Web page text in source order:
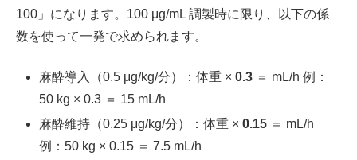
100」になります。100 μg/mL 調製時に限り、以下の係
数を使って一発で求められます。
麻酔導入（0.5 μg/kg/分）：体重 ×0.3 ＝ mL/h 例：
50 kg × 0.3 ＝ 15 mL/h
麻酔維持（0.25 μg/kg/分）：体重 ×0.15 ＝ mL/h
例：50 kg × 0.15 ＝ 7.5 mL/h